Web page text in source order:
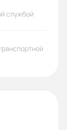
службой